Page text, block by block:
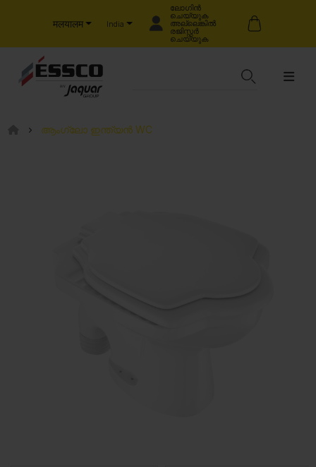
मलयालम India
ലോഗിൻ
ചെയ്യുക
അല്ലെങ്കിൽ
രജിസ്റ്റർ
ചെയ്യുക
ആംഗ്ലോ ഇന്ത്യൻ WC